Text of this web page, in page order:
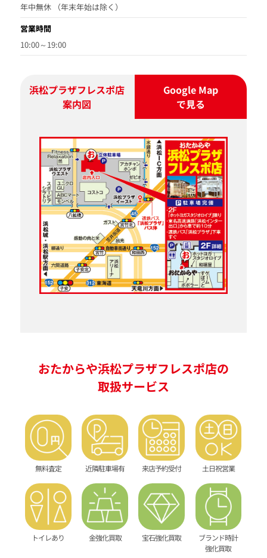
年中無休 （年末年始は除く）
営業時間
10:00～19:00
浜松プラザフレスポ店
案内図
Google Map
で見る
おたからや浜松プラザフレスポ店の
取扱サービス
無料査定 近隣駐車場有 来店予約受付 土日祝営業
トイレあり 金強化買取 宝石強化買取
ブランド時計
強化買取